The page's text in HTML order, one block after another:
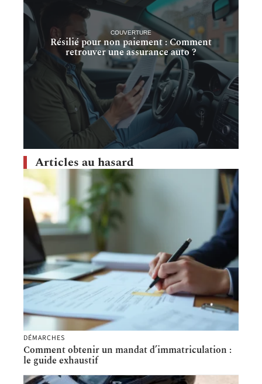
COUVERTURE
Résilié pour non paiement : Comment
retrouver une assurance auto ?
Articles au hasard
DÉMARCHES
Comment obtenir un mandat d’immatriculation :
le guide exhaustif